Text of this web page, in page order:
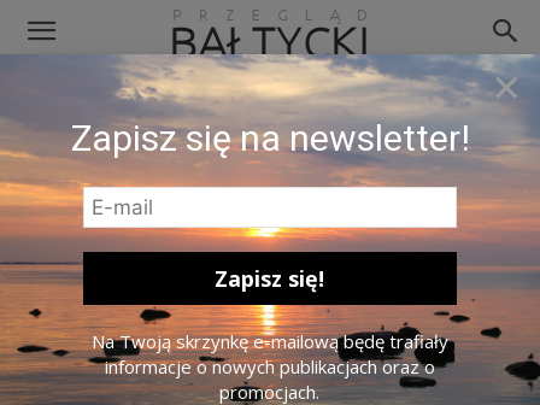
Fragment okładki książki „Maestra”
×
Zapisz się na newsletter!
Na Twoją skrzynkę e-mailową będę trafiały
informacje o nowych publikacjach oraz o
promocjach.